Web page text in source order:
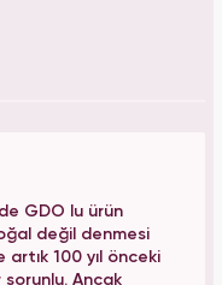
GDO lu ürün
değil denmesi
100 yıl önceki
Ancak